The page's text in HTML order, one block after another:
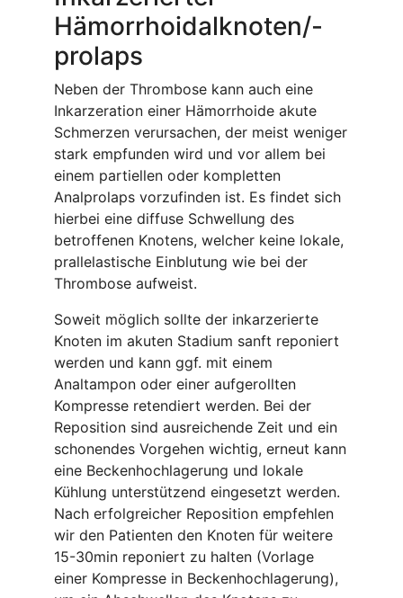
Hämorrhoidalknoten/-
prolaps
Neben der Thrombose kann auch eine
Inkarzeration einer Hämorrhoide akute
Schmerzen verursachen, der meist weniger
stark empfunden wird und vor allem bei
einem partiellen oder kompletten
Analprolaps vorzufinden ist. Es findet sich
hierbei eine diffuse Schwellung des
betroffenen Knotens, welcher keine lokale,
prallelastische Einblutung wie bei der
Thrombose aufweist.
Soweit möglich sollte der inkarzerierte
Knoten im akuten Stadium sanft reponiert
werden und kann ggf. mit einem
Analtampon oder einer aufgerollten
Kompresse retendiert werden. Bei der
Reposition sind ausreichende Zeit und ein
schonendes Vorgehen wichtig, erneut kann
eine Beckenhochlagerung und lokale
Kühlung unterstützend eingesetzt werden.
Nach erfolgreicher Reposition empfehlen
wir den Patienten den Knoten für weitere
15-30min reponiert zu halten (Vorlage
einer Kompresse in Beckenhochlagerung),